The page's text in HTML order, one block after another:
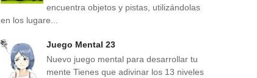
encuentra objetos y pistas, utilizándolas
en los lugare...
Juego Mental 23
Nuevo juego mental para desarrollar tu
mente Tienes que adivinar los 13 niveles